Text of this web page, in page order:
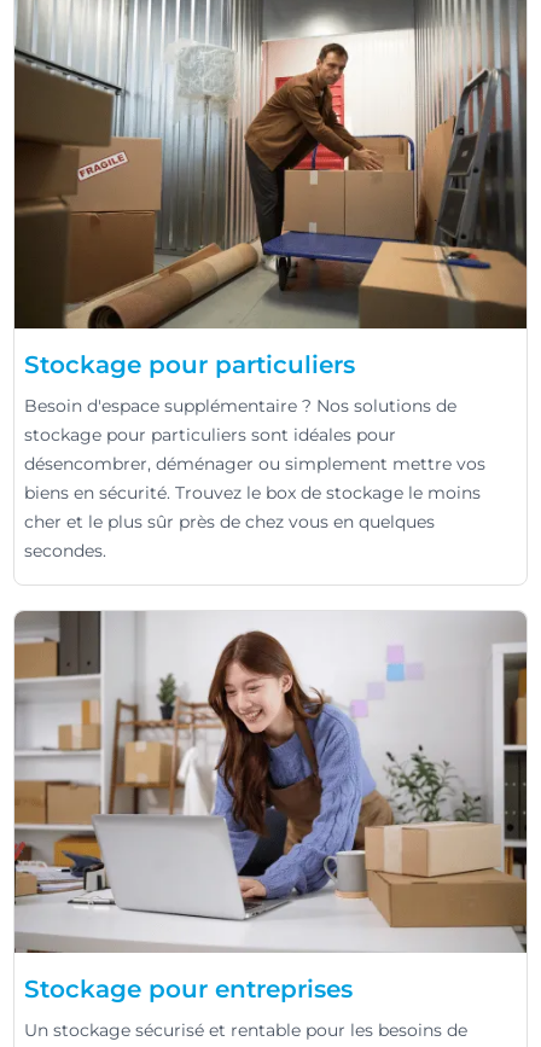
Stockage pour particuliers
Besoin d'espace supplémentaire ? Nos solutions de
stockage pour particuliers sont idéales pour
désencombrer, déménager ou simplement mettre vos
biens en sécurité. Trouvez le box de stockage le moins
cher et le plus sûr près de chez vous en quelques
secondes.
Stockage pour entreprises
Un stockage sécurisé et rentable pour les besoins de